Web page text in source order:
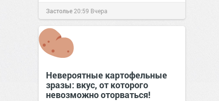
Застолье 20:59 Вчера
Невероятные картофельные
зразы: вкус, от которого
невозможно оторваться!